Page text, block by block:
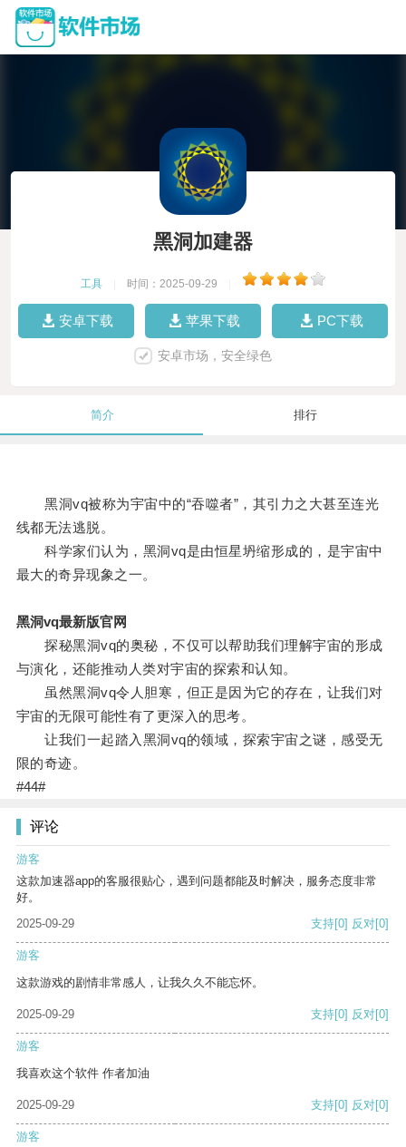
黑洞加建器
工具 时间：2025-09-29
安卓下载 苹果下载 PC下载
安卓市场，安全绿色
简介 排行
黑洞vq被称为宇宙中的“吞噬者”，其引力之大甚至连光
线都无法逃脱。
科学家们认为，黑洞vq是由恒星坍缩形成的，是宇宙中
最大的奇异现象之一。
黑洞vq最新版官网
探秘黑洞vq的奥秘，不仅可以帮助我们理解宇宙的形成
与演化，还能推动人类对宇宙的探索和认知。
虽然黑洞vq令人胆寒，但正是因为它的存在，让我们对
宇宙的无限可能性有了更深入的思考。
让我们一起踏入黑洞vq的领域，探索宇宙之谜，感受无
限的奇迹。
#44#
评论
游客
这款加速器app的客服很贴心，遇到问题都能及时解决，服务态度非常
好。
2025-09-29
支持[0] 反对[0]
游客
这款游戏的剧情非常感人，让我久久不能忘怀。
2025-09-29 支持[0] 反对[0]
游客
我喜欢这个软件 作者加油
2025-09-29 支持[0] 反对[0]
游客